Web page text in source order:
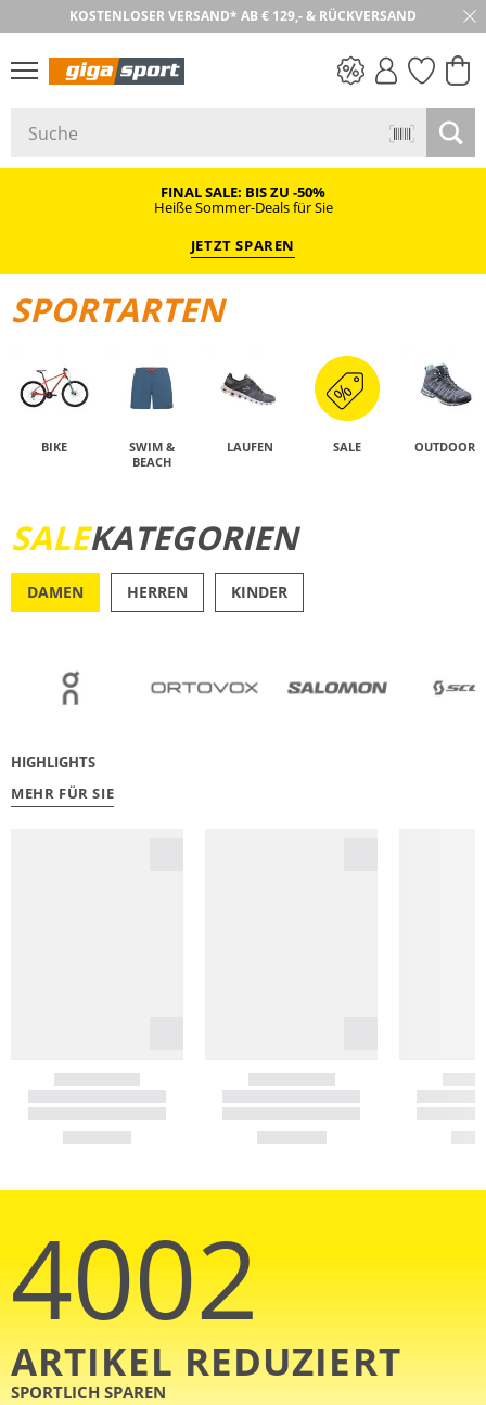
KOSTENLOSER VERSAND* AB € 129,- & RÜCKVERSAND
30 TAGE RÜCKGABE
FINAL SALE: BIS ZU -50%
Heiße Sommer-Deals für Sie
JETZT SPAREN
SPORTARTEN
BIKE
SWIM &
BEACH
LAUFEN SALE OUTDOOR
JETZT ENTDECKEN
SALEKATEGORIEN
DAMEN HERREN KINDER
HIGHLIGHTS
MEHR FÜR SIE
4002
ARTIKEL REDUZIERT
SPORTLICH SPAREN